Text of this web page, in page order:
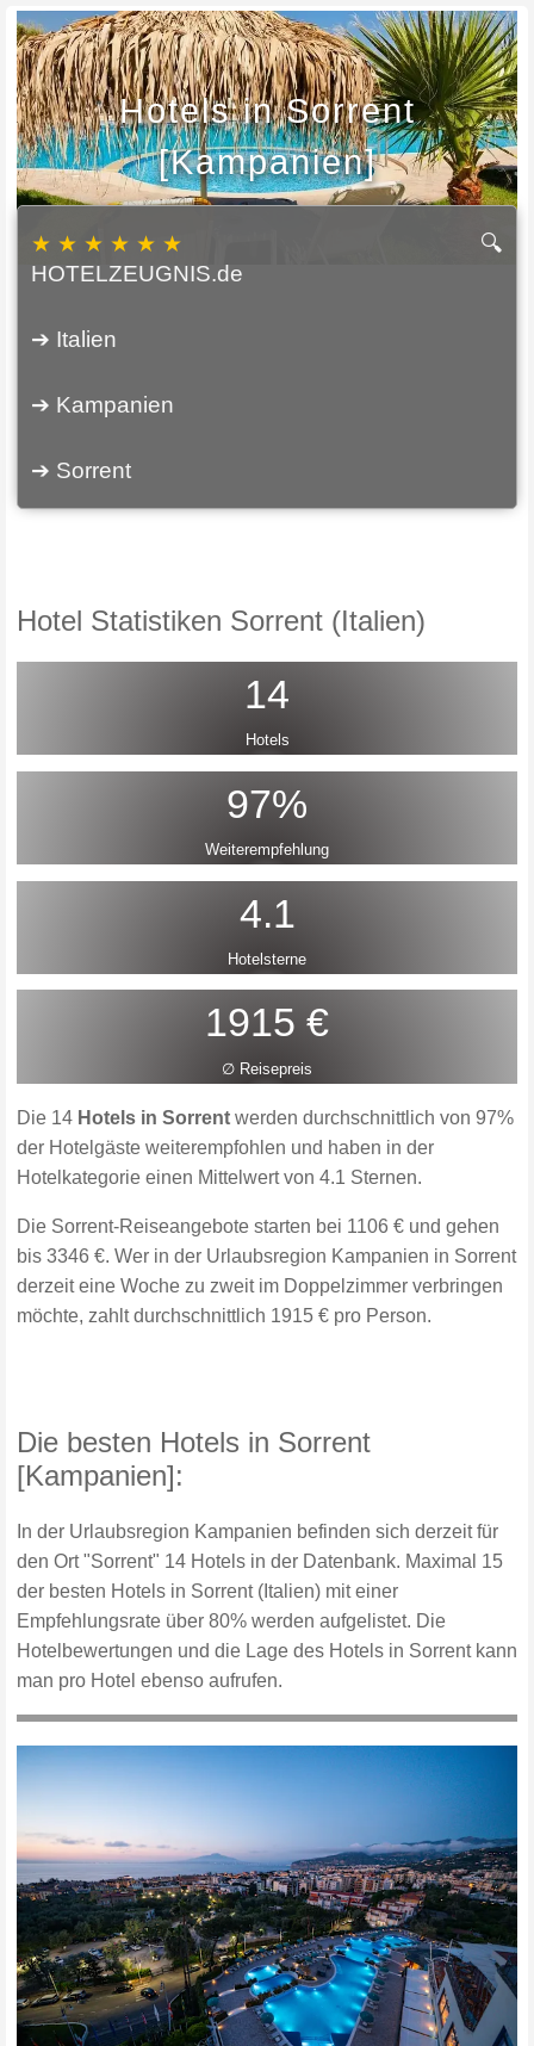
Hotels in Sorrent
[Kampanien]
🔍
★ ★ ★ ★ ★ ★
HOTELZEUGNIS.de
➔ Italien
➔ Kampanien
➔ Sorrent
Hotel Statistiken Sorrent (Italien)
14
Hotels
97%
Weiterempfehlung
4.1
Hotelsterne
1915 €
∅ Reisepreis
Die 14 Hotels in Sorrentwerden durchschnittlich von 97%
der Hotelgäste weiterempfohlen und haben in der
Hotelkategorie einen Mittelwert von 4.1 Sternen.
Die Sorrent-Reiseangebote starten bei 1106 € und gehen
bis 3346 €. Wer in der Urlaubsregion Kampanien in Sorrent
derzeit eine Woche zu zweit im Doppelzimmer verbringen
möchte, zahlt durchschnittlich 1915 € pro Person.
Die besten Hotels in Sorrent
[Kampanien]:
In der Urlaubsregion Kampanien befinden sich derzeit für
den Ort "Sorrent" 14 Hotels in der Datenbank. Maximal 15
der besten Hotels in Sorrent (Italien) mit einer
Empfehlungsrate über 80% werden aufgelistet. Die
Hotelbewertungen und die Lage des Hotels in Sorrent kann
man pro Hotel ebenso aufrufen.